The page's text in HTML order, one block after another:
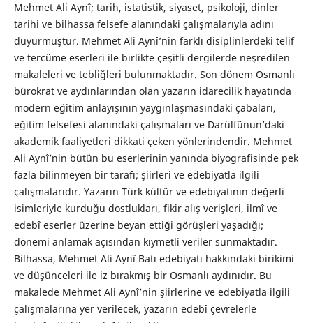
Mehmet Ali Aynî; tarih, istatistik, siyaset, psikoloji, dinler
tarihi ve bilhassa felsefe alanındaki çalışmalarıyla adını
duyurmuştur. Mehmet Ali Aynî’nin farklı disiplinlerdeki telif
ve tercüme eserleri ile birlikte çeşitli dergilerde neşredilen
makaleleri ve tebliğleri bulunmaktadır. Son dönem Osmanlı
bürokrat ve aydınlarından olan yazarın idarecilik hayatında
modern eğitim anlayışının yaygınlaşmasındaki çabaları,
eğitim felsefesi alanındaki çalışmaları ve Darülfünun’daki
akademik faaliyetleri dikkati çeken yönlerindendir. Mehmet
Ali Aynî’nin bütün bu eserlerinin yanında biyografisinde pek
fazla bilinmeyen bir tarafı; şiirleri ve edebiyatla ilgili
çalışmalarıdır. Yazarın Türk kültür ve edebiyatının değerli
isimleriyle kurduğu dostlukları, fikir alış verişleri, ilmî ve
edebî eserler üzerine beyan ettiği görüşleri yaşadığı;
dönemi anlamak açısından kıymetli veriler sunmaktadır.
Bilhassa, Mehmet Ali Aynî Batı edebiyatı hakkındaki birikimi
ve düşünceleri ile iz bırakmış bir Osmanlı aydınıdır. Bu
makalede Mehmet Ali Aynî’nin şiirlerine ve edebiyatla ilgili
çalışmalarına yer verilecek, yazarın edebî çevrelerle